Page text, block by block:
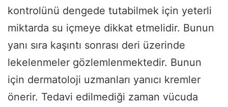
kontrolünü dengede tutabilmek için yeterli
miktarda su içmeye dikkat etmelidir. Bunun
yanı sıra kaşıntı sonrası deri üzerinde
lekelenmeler gözlemlenmektedir. Bunun
için dermatoloji uzmanları yanıcı kremler
önerir. Tedavi edilmediği zaman vücuda